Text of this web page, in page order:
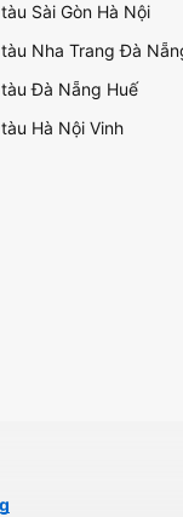
Sài Gòn Hà Nội
tàu Nha Trang Đà
tàu Đà Nẵng Huế
Hà Nội Vinh